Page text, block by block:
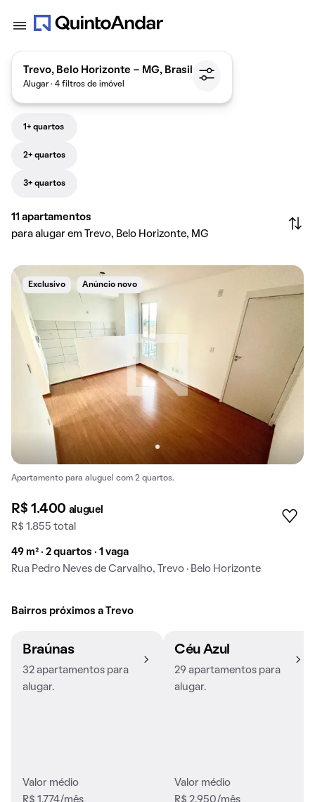
Trevo, Belo Horizonte - MG, Brasil
Alugar · 4 filtros de imóvel
1+ quartos
2+ quartos
3+ quartos
11 apartamentos
para alugar em Trevo, Belo Horizonte, MG
Exclusivo Anúncio novo
Apartamento para aluguel com 2 quartos.
R$ 1.400 aluguel
R$ 1.855 total
49 m² · 2 quartos · 1 vaga
Rua Pedro Neves de Carvalho, Trevo · Belo Horizonte
Bairros próximos a Trevo
Braúnas
32 apartamentos para
alugar.
Valor médio
R$ 1.774/mês
Céu Azul
29 apartamentos para
alugar.
Valor médio
R$ 2.950/mês